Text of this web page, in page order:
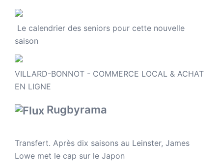
Le calendrier des seniors pour cette nouvelle
saison
VILLARD-BONNOT - COMMERCE LOCAL & ACHAT
EN LIGNE
Rugbyrama
Transfert. Après dix saisons au Leinster, James
Lowe met le cap sur le Japon